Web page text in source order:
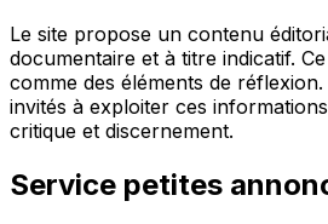
Le site propose un contenu
documentaire et à titre indicatif.
comme des éléments de
invités à exploiter ces
critique et discernement.
Service petites